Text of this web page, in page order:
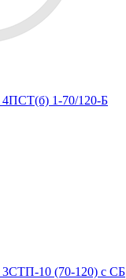
1-70/120-Б
10 (70-120) с СБ